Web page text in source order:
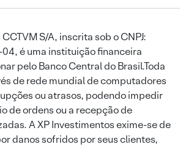
S/A, inscrita sob o CNPJ:
é uma instituição financeira
pelo Banco Central do Brasil.Toda
de rede mundial de computadores
ou atrasos, podendo impedir
de ordens ou a recepção de
A XP Investimentos exime-se de
danos sofridos por seus clientes,